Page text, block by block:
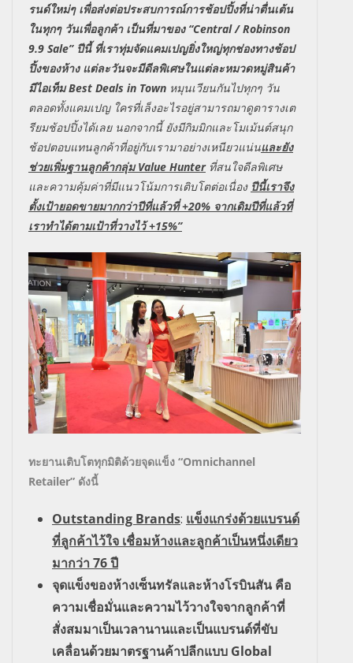
รนด์ใหม่ๆ เพื่อส่งต่อประสบการณ์การช้อปปิ้งที่น่าตื่นเต้น
ในทุกๆ วันเพื่อลูกค้า เป็นที่มาของ “Central / Robinson
9.9 Sale” ปีนี้ ที่เราทุ่มจัดแคมเปญยิ่งใหญ่ทุกช่องทางช้อป
ปิ้งของห้าง แต่ละวันจะมีดีลพิเศษในแต่ละหมวดหมู่สินค้า
มีไอเท็มBest Deals in Town หมุนเวียนกันไปทุกๆ วัน
ตลอดทั้งแคมเปญ ใครที่เล็งอะไรอยู่สามารถมาดูตารางเต
รียมช้อปปิ้งได้เลย นอกจากนี้ ยังมีกิมมิกและโมเม้นต์สนุก
ช้อปตอบแทนลูกค้าที่อยู่กับเรามาอย่างเหนียวแน่นและยัง
ช่วยเพิ่มฐานลูกค้ากลุ่มValue Hunter ที่สนใจดีลพิเศษ
และความคุ้มค่าที่มีแนวโน้มการเติบโตต่อเนื่อง ปีนี้เราจึง
ตั้งเป้ายอดขายมากกว่าปีที่แล้วที่+20% จากเดิมปีที่แล้วที่
เราทำได้ตามเป้าที่วางไว้+15%”
ทะยานเติบโตทุกมิติด้วยจุดแข็ง “Omnichannel
Retailer” ดังนี้
Outstanding Brands: แข็งแกร่งด้วยแบรนด์
ที่ลูกค้าไว้ใจ เชื่อมห้างและลูกค้าเป็นหนึ่งเดียว
มากว่า 76ปี
จุดแข็งของห้างเซ็นทรัลและห้างโรบินสัน คือ
ความเชื่อมั่นและความไว้วางใจจากลูกค้าที่
สั่งสมมาเป็นเวลานานและเป็นแบรนด์ที่ขับ
เคลื่อนด้วยมาตรฐานค้าปลีกแบบ Global